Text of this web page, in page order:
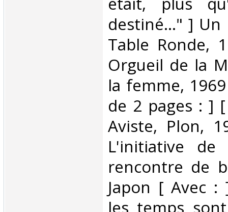
destiné..." ] Un
Table Ronde,
Orgueil de la
la femme,
de 2 pages : ]
Aviste, Plon,
L'initiative
rencontre de
Japon [ Avec
les temps